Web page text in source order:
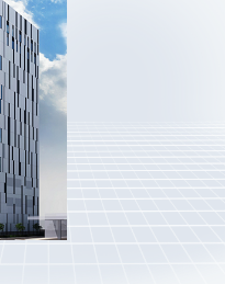
社によるオプテージ曽根
ァイバー入線決定につ
プロバイダーであるGMI
たオプテージとの戦略
根崎データセンター